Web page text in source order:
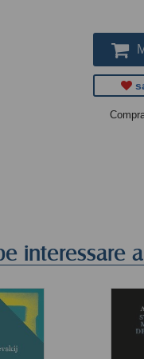
interessare